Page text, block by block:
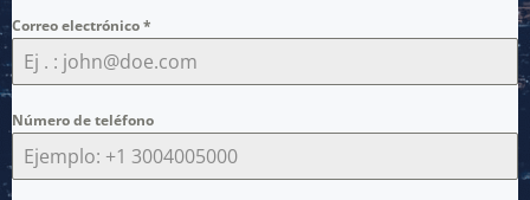
Correo electrónico*
Número de teléfono